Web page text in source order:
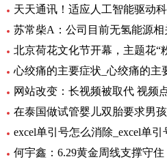
天天通讯！适应人工智能驱动
苏常柴A：公司目前无氢能源
北京荷花文化节开幕，主题花“
心绞痛的主要症状_心绞痛的主
网站改变：长视频被取代 视频
在泰国做试管婴儿双胎要求男
excel单引号怎么消除_excel单